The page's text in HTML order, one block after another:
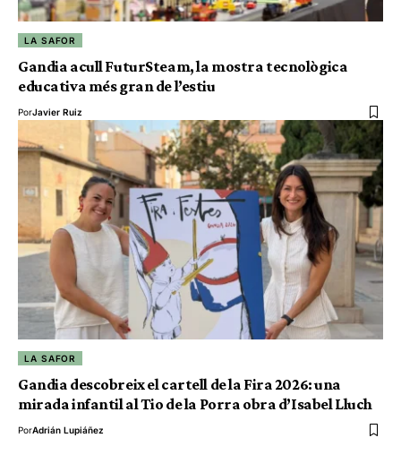
LA SAFOR
Gandia acull FuturSteam, la mostra tecnològica
educativa més gran de l’estiu
PorJavier Ruiz
LA SAFOR
Gandia descobreix el cartell de la Fira 2026: una
mirada infantil al Tio de la Porra obra d’Isabel Lluch
PorAdrián Lupiáñez